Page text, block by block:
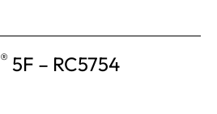
® 5F – RC5754